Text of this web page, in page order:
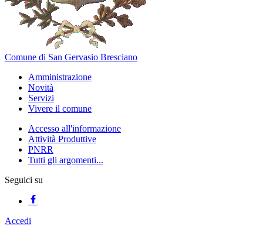
Comune di San Gervasio Bresciano
Amministrazione
Novità
Servizi
Vivere il comune
Accesso all'informazione
Attività Produttive
PNRR
Tutti gli argomenti...
Seguici su
Accedi